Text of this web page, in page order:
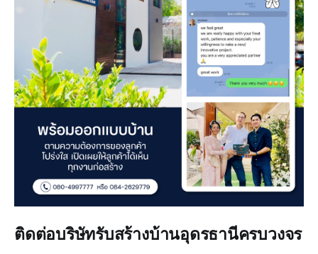
ติดต่อบริษัทรับสร้างบ้านอุดรธานีครบวงจร